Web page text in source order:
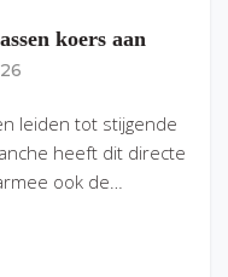
koers aan
leiden tot stijgende
heeft dit directe
ook de…